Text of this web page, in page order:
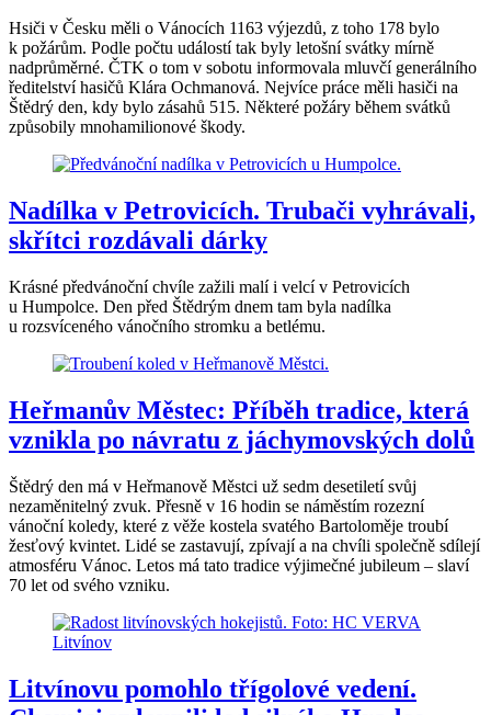
Hsiči v Česku měli o Vánocích 1163 výjezdů, z toho 178 bylo
k požárům. Podle počtu událostí tak byly letošní svátky mírně
nadprůměrné. ČTK o tom v sobotu informovala mluvčí generálního
ředitelství hasičů Klára Ochmanová. Nejvíce práce měli hasiči na
Štědrý den, kdy bylo zásahů 515. Některé požáry během svátků
způsobily mnohamilionové škody.
Nadílka v Petrovicích. Trubači vyhrávali,
skřítci rozdávali dárky
Krásné předvánoční chvíle zažili malí i velcí v Petrovicích
u Humpolce. Den před Štědrým dnem tam byla nadílka
u rozsvíceného vánočního stromku a betlému.
Heřmanův Městec: Příběh tradice, která
vznikla po návratu z jáchymovských dolů
Štědrý den má v Heřmanově Městci už sedm desetiletí svůj
nezaměnitelný zvuk. Přesně v 16 hodin se náměstím rozezní
vánoční koledy, které z věže kostela svatého Bartoloměje troubí
žesťový kvintet. Lidé se zastavují, zpívají a na chvíli společně sdílejí
atmosféru Vánoc. Letos má tato tradice výjimečné jubileum – slaví
70 let od svého vzniku.
Litvínovu pomohlo třígolové vedení.